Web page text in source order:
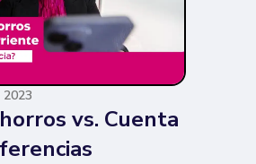
2023
vs. Cuenta